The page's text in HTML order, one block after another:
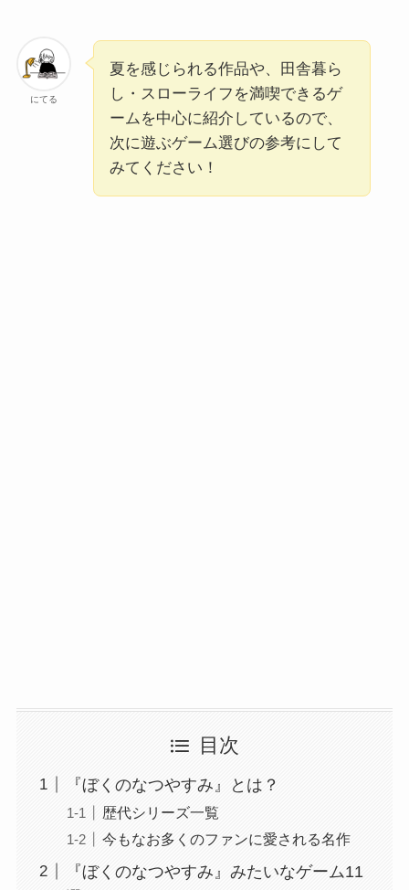
にてる
夏を感じられる作品や、田舎暮ら
し・スローライフを満喫できるゲ
ームを中心に紹介しているので、
次に遊ぶゲーム選びの参考にして
みてください！
目次
『ぼくのなつやすみ』とは？
歴代シリーズ一覧
今もなお多くのファンに愛される名作
『ぼくのなつやすみ』みたいなゲーム11